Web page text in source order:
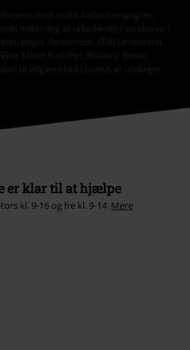
med andre koder/kampagner.
indløsning af rabatkoden i varekurven
bøger, Rammstein, (Till) Lindemann,
Sahne Fischfilet, Broilers, Böhse
til velgørenhed i prisen, er undtaget
er klar til at hjælpe
kl. 9-16 og fre kl. 9-14. Mere